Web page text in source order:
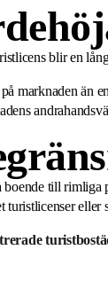
blir en
marknaden
till
eller